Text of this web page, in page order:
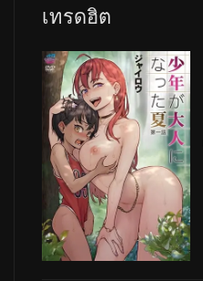
เทรดฮิต